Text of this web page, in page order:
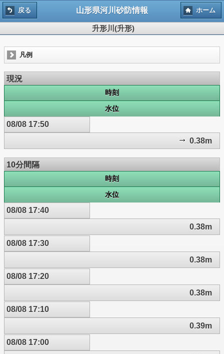
戻る 山形県河川砂防情報 ホーム
升形川(升形)
凡例
現況
時刻
水位
08/08 17:50
0.38m
10分間隔
時刻
水位
08/08 17:40
0.38m
08/08 17:30
0.38m
08/08 17:20
0.38m
08/08 17:10
0.39m
08/08 17:00